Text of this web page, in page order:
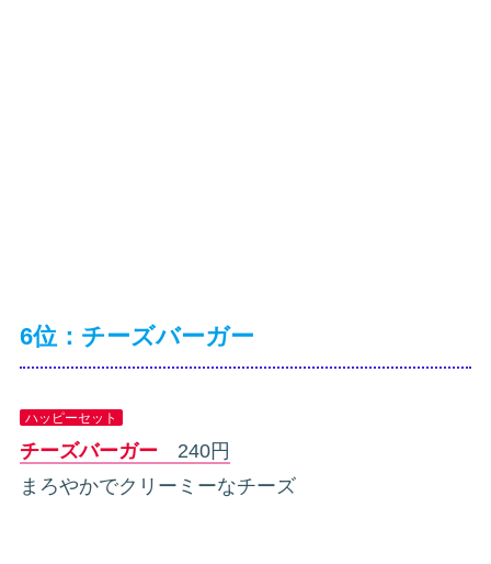
6位：チーズバーガー
ハッピーセット
チーズバーガー 240円
まろやかでクリーミーなチーズ